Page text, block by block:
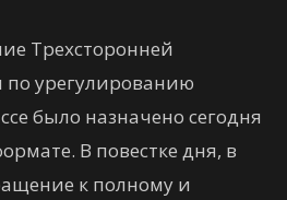
Трехсторонней
по урегулированию
было назначено сегодня
В повестке дня, в
к полному и